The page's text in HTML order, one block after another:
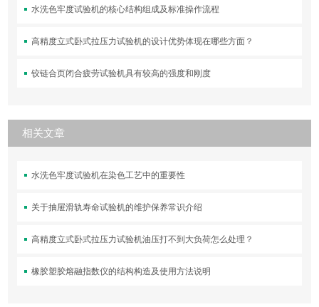
水洗色牢度试验机的核心结构组成及标准操作流程
高精度立式卧式拉压力试验机的设计优势体现在哪些方面？
铰链合页闭合疲劳试验机具有较高的强度和刚度
相关文章
水洗色牢度试验机在染色工艺中的重要性
关于抽屉滑轨寿命试验机的维护保养常识介绍
高精度立式卧式拉压力试验机油压打不到大负荷怎么处理？
橡胶塑胶熔融指数仪的结构构造及使用方法说明